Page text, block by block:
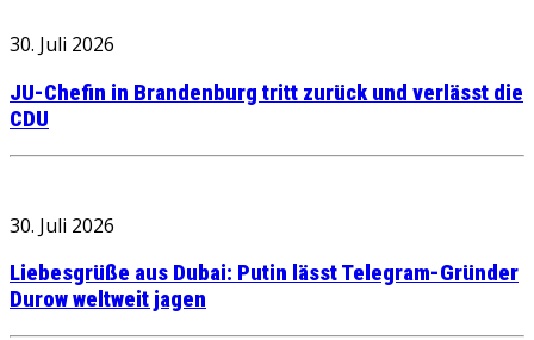
30. Juli 2026
JU-Chefin in Brandenburg tritt zurück und verlässt die
CDU
30. Juli 2026
Liebesgrüße aus Dubai: Putin lässt Telegram-Gründer
Durow weltweit jagen